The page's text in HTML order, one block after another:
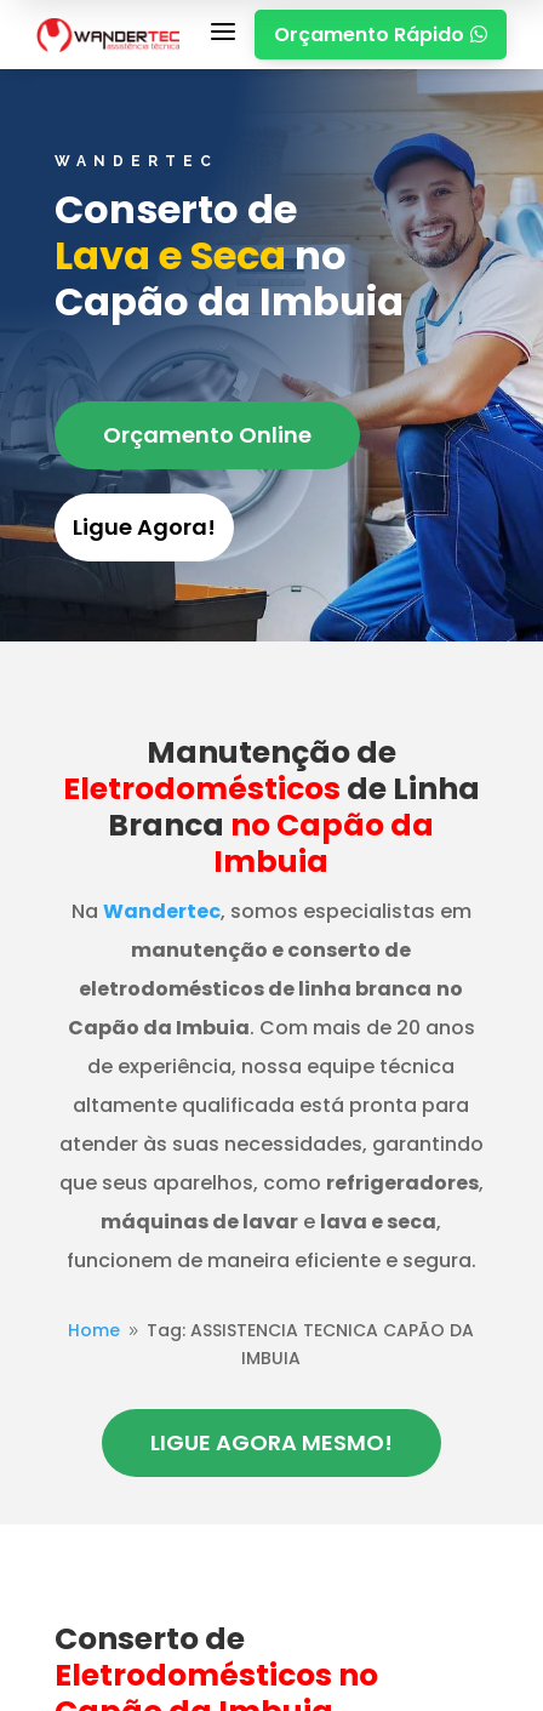
a Orçamento Rápido 
WANDERTEC
Conserto de
Lava e Secano
Capão da Imbuia
Orçamento Online
Ligue Agora!
Manutençãode
Eletrodomésticos de Linha
Branca no Capão da
Imbuia
Na Wandertec, somos especialistas em
manutenção e conserto de
eletrodomésticos de linha branca no
Capão da Imbuia. Com mais de 20 anos
de experiência, nossa equipe técnica
altamente qualificada está pronta para
atender às suas necessidades, garantindo
que seus aparelhos, como refrigeradores,
máquinas de lavar e lava e seca,
funcionem de maneira eficiente e segura.
Home 9 Tag: ASSISTENCIA TECNICA CAPÃO DA
IMBUIA
LIGUE AGORA MESMO!
Conserto de
Eletrodomésticos no